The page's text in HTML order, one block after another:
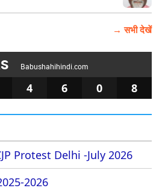
→ सभी देखें
Babushahihindi.com
4 6 0 8
Protest Delhi -July 2026
2026